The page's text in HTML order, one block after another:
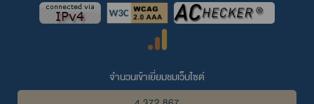
จำนวนเข้าเยี่ยมชมเว็บไซต์